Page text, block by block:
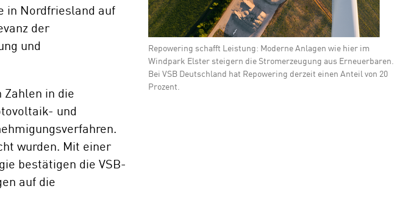
in Nordfriesland auf
der
und
in die
und
wurden. Mit einer
bestätigen die VSB-
auf die
Repowering schafft Leistung: Moderne Anlagen wie hier im
Windpark Elster steigern die Stromerzeugung aus Erneuerbaren.
Bei VSB Deutschland hat Repowering derzeit einen Anteil von 20
Prozent.